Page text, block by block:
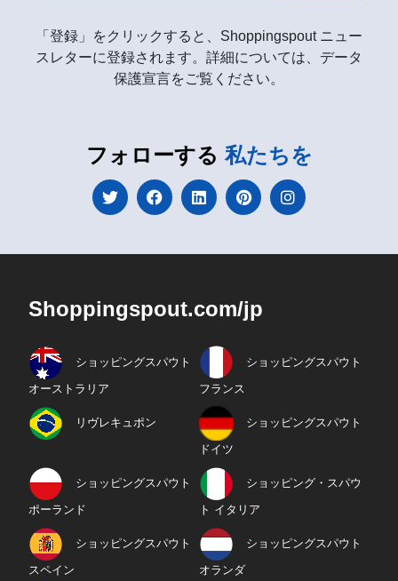
「登録」をクリックすると、Shoppingspout ニュー
スレターに登録されます。詳細については、データ
保護宣言をご覧ください。
フォローする 私たちを
Shoppingspout.com/jp
ショッピングスパウト
オーストラリア
ショッピングスパウト
フランス
リヴレキュポン ショッピングスパウト
ドイツ
ショッピングスパウト
ポーランド
ショッピング・スパウ
ト イタリア
ショッピングスパウト
スペイン
ショッピングスパウト
オランダ